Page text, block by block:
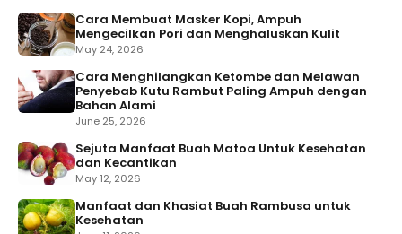
Cara Membuat Masker Kopi, Ampuh
Mengecilkan Pori dan Menghaluskan Kulit
May 24, 2026
Cara Menghilangkan Ketombe dan Melawan
Penyebab Kutu Rambut Paling Ampuh dengan
Bahan Alami
June 25, 2026
Sejuta Manfaat Buah Matoa Untuk Kesehatan
dan Kecantikan
May 12, 2026
Manfaat dan Khasiat Buah Rambusa untuk
Kesehatan